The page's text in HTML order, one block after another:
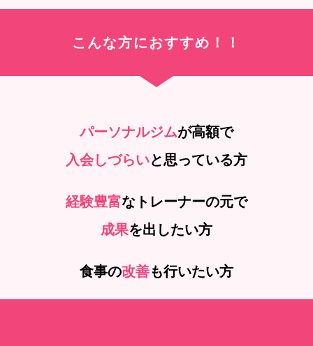
こんな方におすすめ！！
パーソナルジムが高額で
入会しづらいと思っている方
経験豊富なトレーナーの元で
成果を出したい方
食事の改善も行いたい方